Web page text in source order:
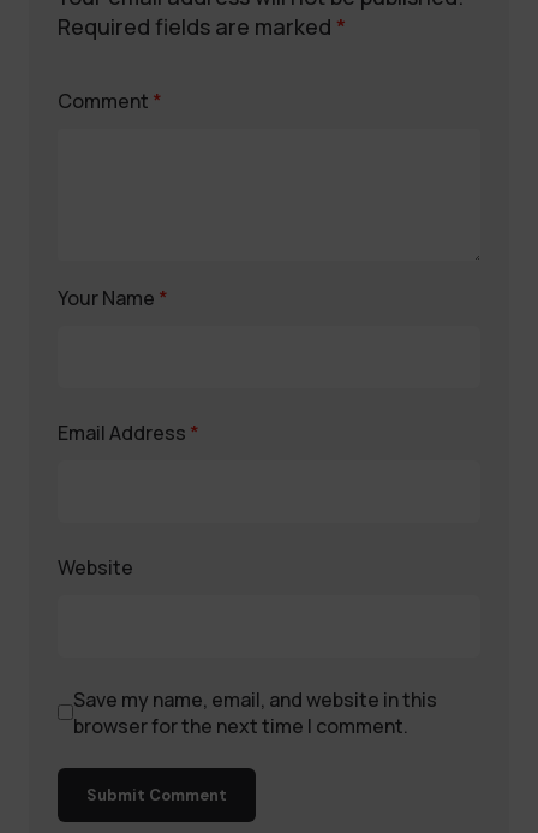
Required fields are marked *
Comment *
Your Name *
Email Address *
Website
Save my name, email, and website in this
browser for the next time I comment.
Submit Comment